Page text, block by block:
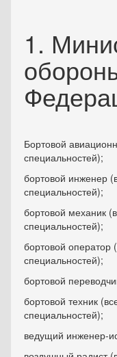
1.
Бортовой
специальностей);
бортовой инженер
специальностей);
бортовой механик
специальностей);
бортовой оператор
специальностей);
бортовой
бортовой техник
специальностей);
ведущий инженер-